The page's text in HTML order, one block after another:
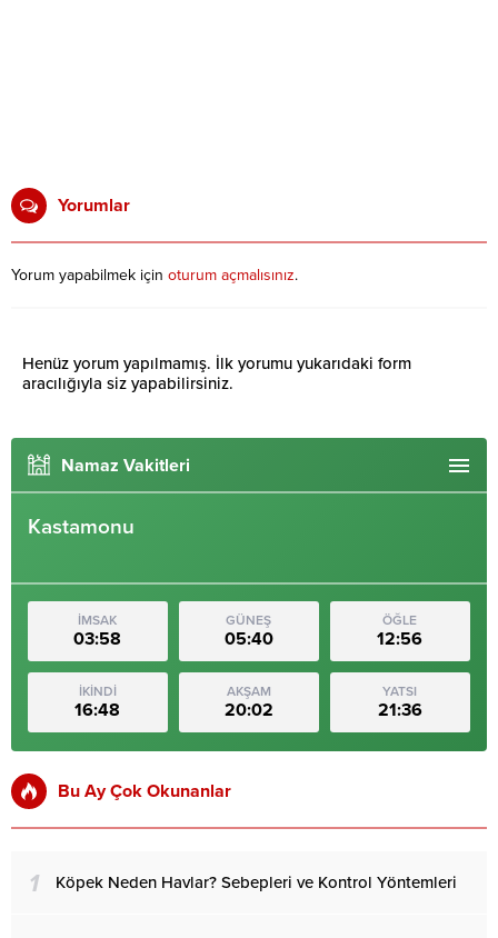
Yorumlar
Yorum yapabilmek için oturum açmalısınız.
Henüz yorum yapılmamış. İlk yorumu yukarıdaki form
aracılığıyla siz yapabilirsiniz.
Namaz Vakitleri
Kastamonu
İMSAK
03:58
GÜNEŞ
05:40
ÖĞLE
12:56
İKİNDİ
16:48
AKŞAM
20:02
YATSI
21:36
Bu Ay Çok Okunanlar
1 Köpek Neden Havlar? Sebepleri ve Kontrol Yöntemleri